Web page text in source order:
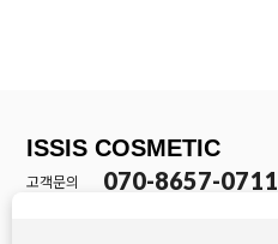
ISSIS COSMETIC
고객문의 070-8657-0711